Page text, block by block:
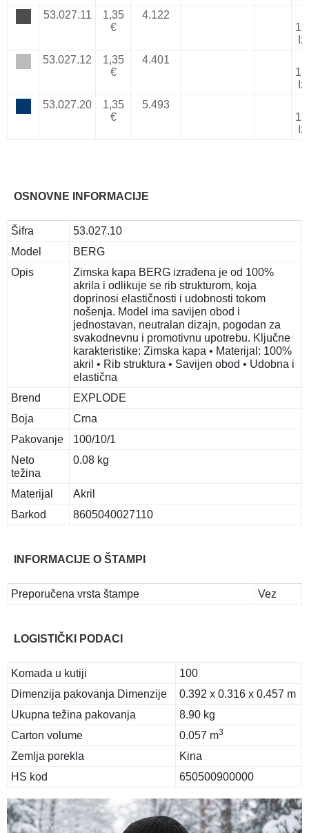
53.027.11
1,35
€
4.122
53.027.12
1,35
€
4.401
53.027.20
1,35
€
5.493
OSNOVNE INFORMACIJE
Šifra
53.027.10
Model
BERG
Opis
Zimska kapa BERG izrađena je od 100%
akrila i odlikuje se rib strukturom, koja
doprinosi elastičnosti i udobnosti tokom
nošenja. Model ima savijen obod i
jednostavan, neutralan dizajn, pogodan za
svakodnevnu i promotivnu upotrebu. Ključne
karakteristike: Zimska kapa • Materijal: 100%
akril • Rib struktura • Savijen obod • Udobna i
elastična
Brend
EXPLODE
Boja
Crna
Pakovanje
100/10/1
Neto
težina
0.08 kg
Materijal
Akril
Barkod
8605040027110
INFORMACIJE O ŠTAMPI
Preporučena vrsta štampe Vez
LOGISTIČKI PODACI
Komada u kutiji
100
Dimenzija pakovanja Dimenzije
0.392 x 0.316 x 0.457 m
Ukupna težina pakovanja
8.90 kg
Carton volume
0.057 m3
Zemlja porekla
Kina
HS kod
650500900000